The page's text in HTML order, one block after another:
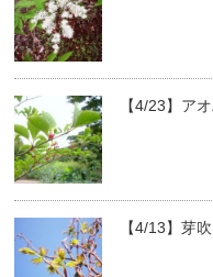
【4/23】ア
【4/13】芽